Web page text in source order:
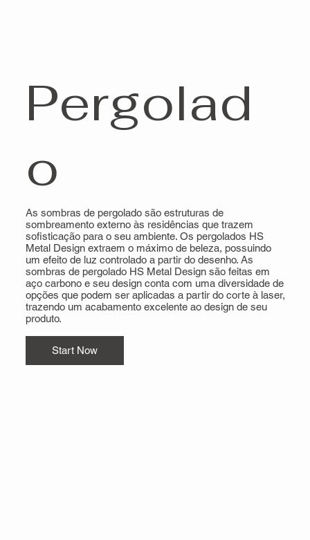
Pergolad
o
As sombras de pergolado são estruturas de
sombreamento externo às residências que trazem
sofisticação para o seu ambiente. Os pergolados HS
Metal Design extraem o máximo de beleza, possuindo
um efeito de luz controlado a partir do desenho. As
sombras de pergolado HS Metal Design são feitas em
aço carbono e seu design conta com uma diversidade de
opções que podem ser aplicadas a partir do corte à laser,
trazendo um acabamento excelente ao design de seu
produto.
Start Now